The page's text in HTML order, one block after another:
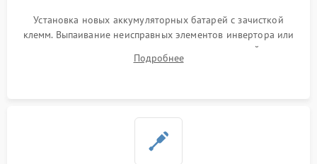
Установка новых аккумуляторных батарей с зачисткой
клемм. Выпаивание неисправных элементов инвертора или
цепи зарядки и монтаж новых радиодеталей.
Восстановление поврежденных токоведущих дорожек и
Подробнее